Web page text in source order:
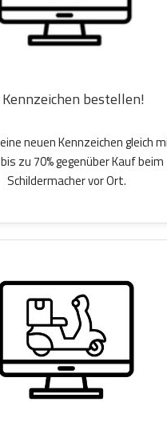
bestellen!
neuen Kennzeichen gleich
zu 70% gegenüber Kauf beim
Schildermacher vor Ort.